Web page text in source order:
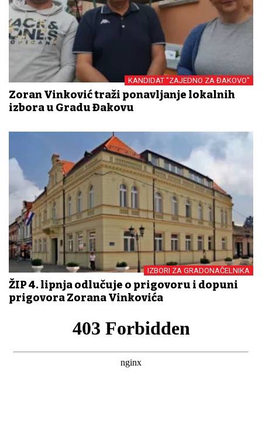
KANDIDAT "ZAJEDNO ZA ĐAKOVO"
Zoran Vinković traži ponavljanje lokalnih
izbora u Gradu Đakovu
IZBORI ZA GRADONAČELNIKA
ŽIP 4. lipnja odlučuje o prigovoru i dopuni
prigovora Zorana Vinkovića